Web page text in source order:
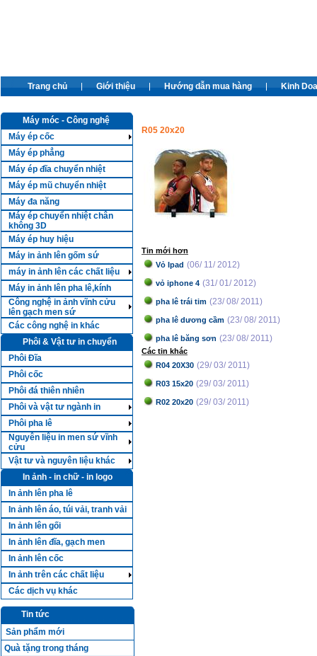
Trang chủ Giới thiệu Hướng dẫn mua hàng Kinh
Máy móc - Công nghệ
Máy ép cốc
Máy ép phẳng
Máy ép đĩa chuyển nhiệt
Máy ép mũ chuyển nhiệt
Máy đa năng
Máy ép chuyển nhiệt chân
không 3D
Máy ép huy hiệu
Máy in ảnh lên gốm sứ
máy in ảnh lên các chất liệu
Máy in ảnh lên pha lê,kính
Công nghệ in ảnh vĩnh cửu
lên gạch men sứ
Các công nghệ in khác
Phôi & Vật tư in chuyển
Phôi Đĩa
Phôi cốc
Phôi đá thiên nhiên
Phôi và vật tư ngành in
Phôi pha lê
Nguyên liệu in men sứ vĩnh
cửu
Vật tư và nguyên liệu khác
In ảnh - in chữ - in logo
In ảnh lên pha lê
In ảnh lên áo, túi vải, tranh vải
In ảnh lên gối
In ảnh lên đĩa, gạch men
In ảnh lên cốc
In ảnh trên các chất liệu
Các dịch vụ khác
Tin tức
Sản phẩm mới
Quà tặng trong tháng
R05 20x20
Tin mới hơn
Vỏ Ipad (06/ 11/ 2012)
vỏ iphone 4 (31/ 01/ 2012)
pha lê trái tim (23/ 08/ 2011)
pha lê dương cầm (23/ 08/ 2011)
pha lê băng sơn (23/ 08/ 2011)
Các tin khác
R04 20X30 (29/ 03/ 2011)
R03 15x20 (29/ 03/ 2011)
R02 20x20 (29/ 03/ 2011)